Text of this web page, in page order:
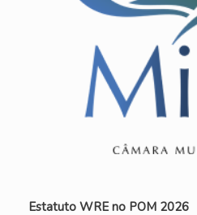
Estatuto WRE no POM 2026